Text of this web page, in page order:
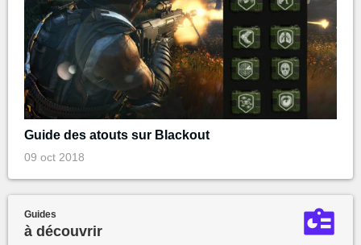
Guide des atouts sur Blackout
09 oct 2018
Guides
à découvrir